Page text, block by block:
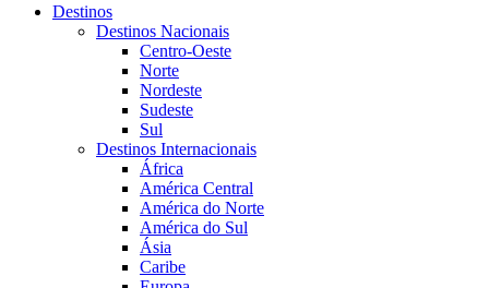
Destinos
Destinos Nacionais
Centro-Oeste
Norte
Nordeste
Sudeste
Sul
Destinos Internacionais
África
América Central
América do Norte
América do Sul
Ásia
Caribe